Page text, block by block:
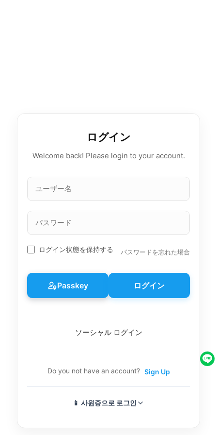
ログイン
Welcome back! Please login to your account.
ユ
ザ
ー
パ
ワ
ー
ド
ログイン状態を保持する パスワードを忘れた場合
Passkey ログイン
ソーシャル ログイン
Do you not have an account? Sign Up